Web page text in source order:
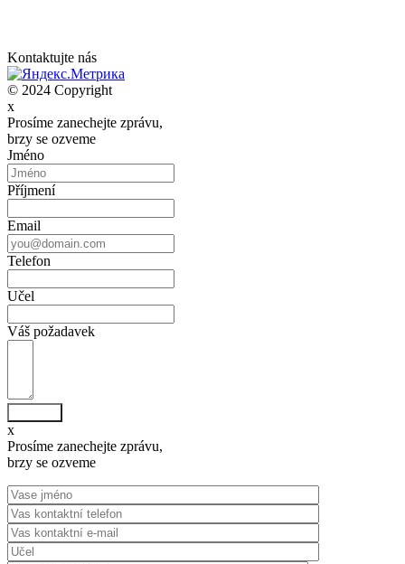
Kontaktujte nás
© 2024 Copyright
x
Prosíme zanechejte zprávu,
brzy se ozveme
Jméno
Příjmení
Email
Telefon
Učel
Váš požadavek
x
Prosíme zanechejte zprávu,
brzy se ozveme